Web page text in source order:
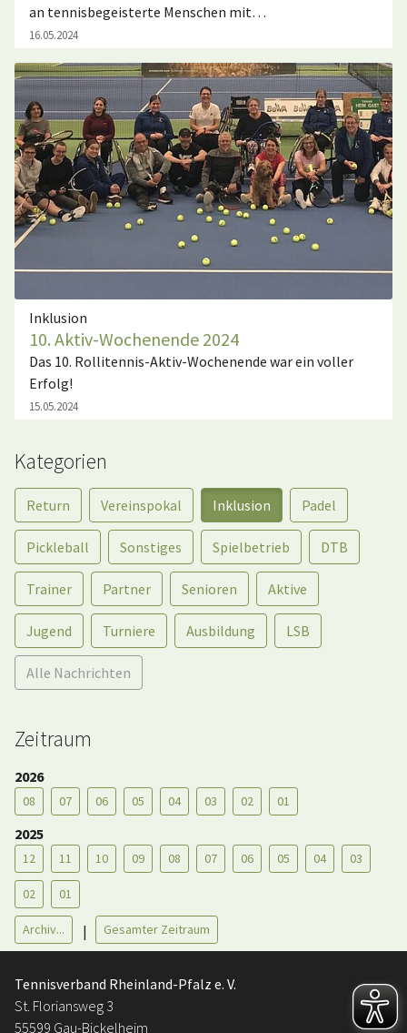
an tennisbegeisterte Menschen mit…
16.05.2024
Inklusion
10. Aktiv-Wochenende 2024
Das 10. Rollitennis-Aktiv-Wochenende war ein voller
Erfolg!
15.05.2024
Kategorien
Return Vereinspokal Inklusion Padel
Pickleball Sonstiges Spielbetrieb DTB
Trainer Partner Senioren Aktive
Jugend Turniere Ausbildung LSB
Alle Nachrichten
Zeitraum
2026
08 07 06 05 04 03 02 01
2025
12 11 10 09 08 07 06 05 04 03
02 01
Archiv... | Gesamter Zeitraum
Tennisverband Rheinland-Pfalz e. V.
St. Floriansweg 3
55599 Gau-Bickelheim